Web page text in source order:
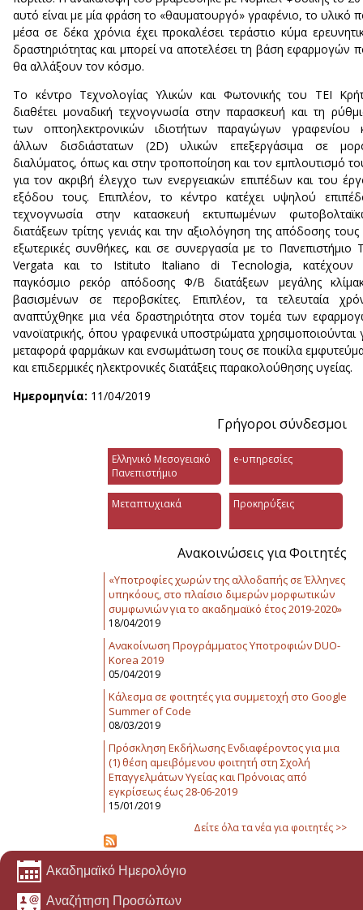
αυτό είναι με μία φράση το «θαυματουργό» γραφένιο, το υλικό
μέσα σε δέκα χρόνια έχει προκαλέσει τεράστιο κύμα
δραστηριότητας και μπορεί να αποτελέσει τη βάση εφαρμογών
θα αλλάξουν τον κόσμο.
Το κέντρο Τεχνολογίας Υλικών και Φωτονικής του ΤΕΙ
διαθέτει μοναδική τεχνογνωσία στην παρασκευή και τη
των οπτοηλεκτρονικών ιδιοτήτων παραγώγων γραφενίου
άλλων δισδιάστατων (2D) υλικών επεξεργάσιμα σε
διαλύματος, όπως και στην τροποποίηση και τον εμπλουτισμό
για τον ακριβή έλεγχο των ενεργειακών επιπέδων και του
εξόδου τους. Επιπλέον, το κέντρο κατέχει υψηλού
τεχνογνωσία στην κατασκευή εκτυπωμένων
διατάξεων τρίτης γενιάς και την αξιολόγηση της απόδοσης
εξωτερικές συνθήκες, και σε συνεργασία με το Πανεπιστήμιο
Vergata και το Istituto Italiano di Tecnologia, κατέχουν
παγκόσμιο ρεκόρ απόδοσης Φ/Β διατάξεων μεγάλης
βασισμένων σε περοβσκίτες. Επιπλέον, τα τελευταία
αναπτύχθηκε μια νέα δραστηριότητα στον τομέα των
νανοϊατρικής, όπου γραφενικά υποστρώματα χρησιμοποιούνται
μεταφορά φαρμάκων και ενσωμάτωση τους σε ποικίλα
και επιδερμικές ηλεκτρονικές διατάξεις παρακολούθησης υγείας.
Ημερομηνία: 11/04/2019
Γρήγοροι σύνδεσμοι
Ελληνικό Μεσογειακό
Πανεπιστήμιο
e-υπηρεσίες
Μεταπτυχιακά Προκηρύξεις
Ανακοινώσεις για Φοιτητές
«Υποτροφίες χωρών της αλλοδαπής σε Έλληνες
υπηκόους, στο πλαίσιο διμερών μορφωτικών
συμφωνιών για το ακαδημαϊκό έτος 2019-2020»
18/04/2019
Ανακοίνωση Προγράμματος Υποτροφιών DUO-
Korea 2019
05/04/2019
Κάλεσμα σε φοιτητές για συμμετοχή στο Google
Summer of Code
08/03/2019
Πρόσκληση Εκδήλωσης Ενδιαφέροντος για μια
(1) θέση αμειβόμενου φοιτητή στη Σχολή
Επαγγελμάτων Υγείας και Πρόνοιας από
εγκρίσεως έως 28-06-2019
15/01/2019
Δείτε όλα τα νέα για φοιτητές >>
Ακαδημαϊκό Ημερολόγιο
Αναζήτηση Προσώπων